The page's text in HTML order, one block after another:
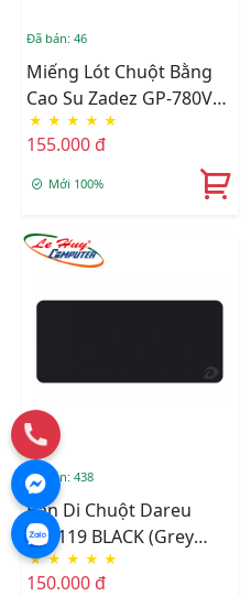
Đã bán: 46
Miếng Lót Chuột Bằng
Cao Su Zadez GP-780V
(Đỏ)
★ ★ ★ ★ ★
155.000 đ
Mới 100%
Đã bán: 438
Bàn Di Chuột Dareu
ESP119 BLACK (Grey
Logo) 900x400x4mm
★ ★ ★ ★ ★
150.000 đ